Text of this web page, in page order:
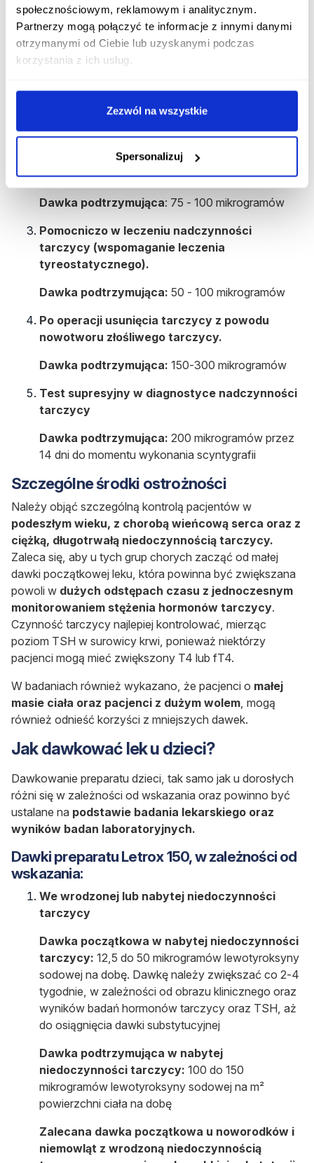
społecznościowym, reklamowym i analitycznym.
Partnerzy mogą połączyć te informacje z innymi danymi
otrzymanymi od Ciebie lub uzyskanymi podczas
korzystania z ich usług.
Zezwól na wszystkie
Spersonalizuj
Dawkowanie leku Letrox 150, w zależności
od wskazań:
Niedoczynność tarczycy.
Dawka podtrzymująca:100 - 200 mikrogramów
Profilaktyka nawrotu wola, wole o charakterze
łagodnym u pacjentów z prawidłową
czynnością tarczycy.
Dawka podtrzymująca: 75 - 100 mikrogramów
Pomocniczo w leczeniu nadczynności
tarczycy (wspomaganie leczenia
tyreostatycznego).
Dawka podtrzymująca: 50 - 100 mikrogramów
Po operacji usunięcia tarczycy z powodu
nowotworu złośliwego tarczycy.
Dawka podtrzymująca: 150-300 mikrogramów
Test supresyjny w diagnostyce nadczynności
tarczycy
Dawka podtrzymująca: 200 mikrogramów przez
14 dni do momentu wykonania scyntygrafii
Szczególne środki ostrożności
Należy objąć szczególną kontrolą pacjentów w
podeszłym wieku, z chorobą wieńcową serca oraz z
ciężką, długotrwałą niedoczynnością tarczycy.
Zaleca się, aby u tych grup chorych zacząć od małej
dawki początkowej leku, która powinna być zwiększana
powoli w dużych odstępach czasu z jednoczesnym
monitorowaniem stężenia hormonów tarczycy.
Czynność tarczycy najlepiej kontrolować, mierząc
poziom TSH w surowicy krwi, ponieważ niektórzy
pacjenci mogą mieć zwiększony T4 lub fT4.
W badaniach również wykazano, że pacjenci o małej
masie ciała oraz pacjenci z dużym wolem , mogą
również odnieść korzyści z mniejszych dawek.
Jak dawkować lek u dzieci?
Dawkowanie preparatu dzieci, tak samo jak u dorosłych
różni się w zależności od wskazania oraz powinno być
ustalane na podstawie badania lekarskiego oraz
wyników badan laboratoryjnych.
Dawki preparatu Letrox 150, w zależności od
wskazania:
We wrodzonej lub nabytej niedoczynności
tarczycy
Dawka początkowa w nabytej niedoczynności
tarczycy: 12,5 do 50 mikrogramów lewotyroksyny
sodowej na dobę. Dawkę należy zwiększać co 2-4
tygodnie, w zależności od obrazu klinicznego oraz
wyników badań hormonów tarczycy oraz TSH, aż
do osiągnięcia dawki substytucyjnej
Dawka podtrzymująca w nabytej
niedoczynności tarczycy: 100 do 150
mikrogramów lewotyroksyny sodowej na m²
powierzchni ciała na dobę
Zalecana dawka początkowa u noworodków i
niemowląt z wrodzoną niedoczynnością